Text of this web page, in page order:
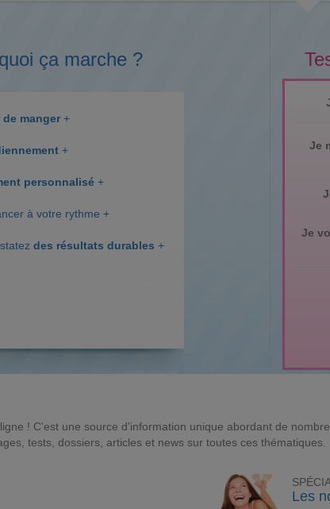
Je
Je
ça marche ?
manger +
+
personnalisé +
à votre rythme +
des résultats durables +
! C'est une source d'information unique abordant de
tests, dossiers, articles et news sur toutes ces thématiques.
Les